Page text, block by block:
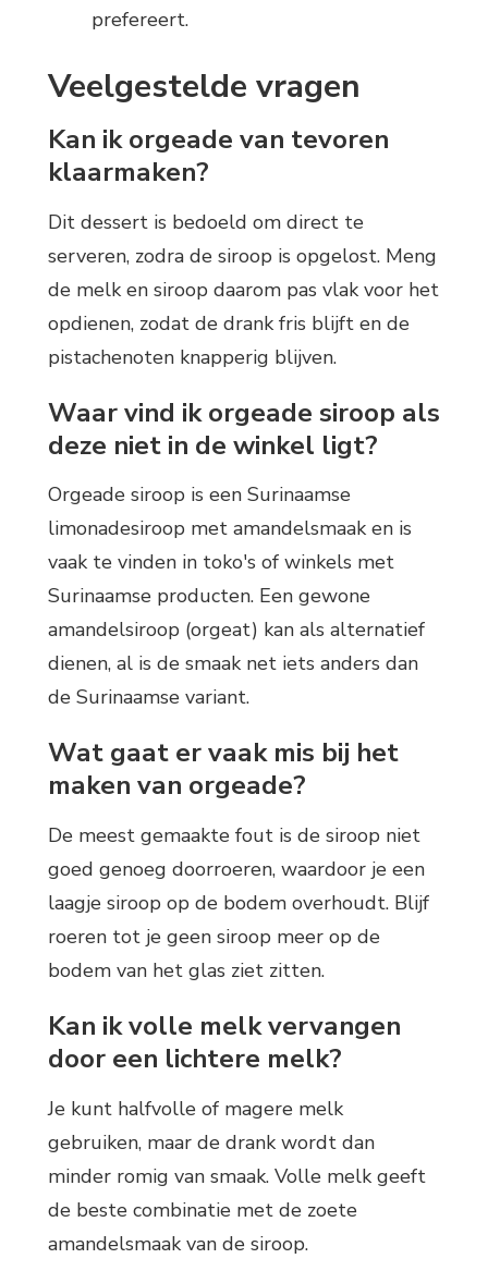
prefereert.
Veelgestelde vragen
Kan ik orgeade van tevoren
klaarmaken?
Dit dessert is bedoeld om direct te
serveren, zodra de siroop is opgelost. Meng
de melk en siroop daarom pas vlak voor het
opdienen, zodat de drank fris blijft en de
pistachenoten knapperig blijven.
Waar vind ik orgeade siroop als
deze niet in de winkel ligt?
Orgeade siroop is een Surinaamse
limonadesiroop met amandelsmaak en is
vaak te vinden in toko's of winkels met
Surinaamse producten. Een gewone
amandelsiroop (orgeat) kan als alternatief
dienen, al is de smaak net iets anders dan
de Surinaamse variant.
Wat gaat er vaak mis bij het
maken van orgeade?
De meest gemaakte fout is de siroop niet
goed genoeg doorroeren, waardoor je een
laagje siroop op de bodem overhoudt. Blijf
roeren tot je geen siroop meer op de
bodem van het glas ziet zitten.
Kan ik volle melk vervangen
door een lichtere melk?
Je kunt halfvolle of magere melk
gebruiken, maar de drank wordt dan
minder romig van smaak. Volle melk geeft
de beste combinatie met de zoete
amandelsmaak van de siroop.